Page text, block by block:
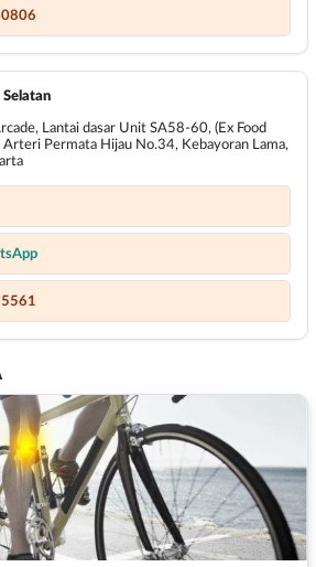
Selatan
Lantai dasar Unit SA58-60, (Ex Food
Arteri Permata Hijau No.34, Kebayoran Lama,